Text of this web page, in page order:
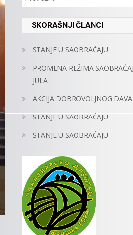
SKORAŠNJI ČLANCI
STANJE U SAOBRAĆAJU
PROMENA REŽIMA
JULA
AKCIJA DOBROVOLJNOG
STANJE U SAOBRAĆAJU
STANJE U SAOBRAĆAJU